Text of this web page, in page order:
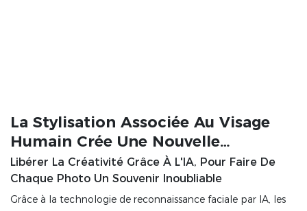
La Stylisation Associée Au Visage
Humain Crée Une Nouvelle
Expérience
Libérer La Créativité Grâce À L'IA, Pour Faire De
Chaque Photo Un Souvenir Inoubliable
Grâce à la technologie de reconnaissance faciale par IA, les